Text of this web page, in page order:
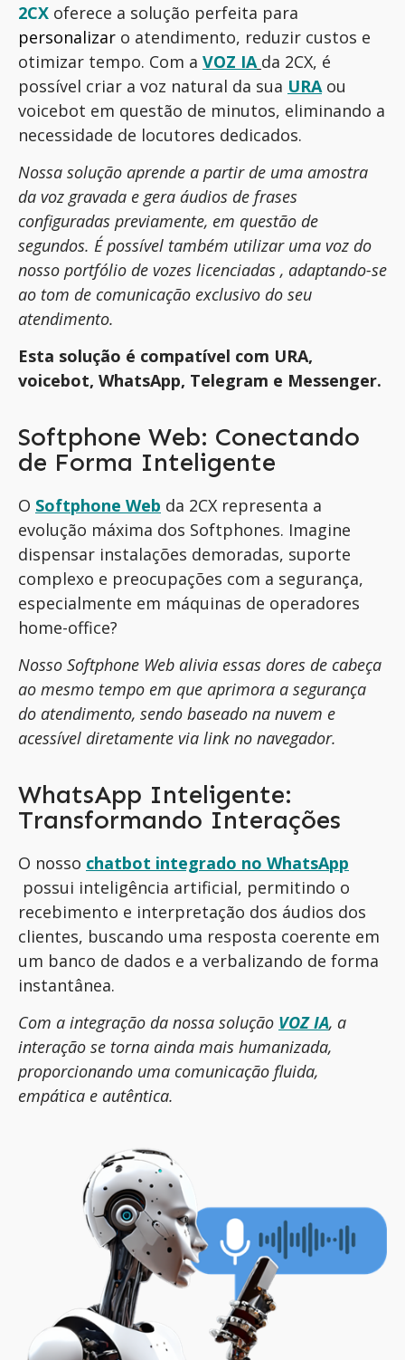
2CX oferece a solução perfeita para
personalizar o atendimento, reduzir custos e
otimizar tempo. Com a VOZ IA da 2CX, é
possível criar a voz natural da sua URA ou
voicebot em questão de minutos, eliminando a
necessidade de locutores dedicados.
Nossa solução aprende a partir de uma amostra
da voz gravada e gera áudios de frases
configuradas previamente, em questão de
segundos. É possível também utilizar uma voz do
nosso portfólio de vozes licenciadas , adaptando-se
ao tom de comunicação exclusivo do seu
atendimento.
Esta solução é compatível com URA,
voicebot, WhatsApp, Telegram e Messenger.
Softphone Web: Conectando
de Forma Inteligente
O Softphone Web da 2CX representa a
evolução máxima dos Softphones. Imagine
dispensar instalações demoradas, suporte
complexo e preocupações com a segurança,
especialmente em máquinas de operadores
home-office?
Nosso Softphone Web alivia essas dores de cabeça
ao mesmo tempo em que aprimora a segurança
do atendimento, sendo baseado na nuvem e
acessível diretamente via link no navegador.
WhatsApp Inteligente:
Transformando Interações
O nosso chatbot integrado no WhatsApp
possui inteligência artificial, permitindo o
recebimento e interpretação dos áudios dos
clientes, buscando uma resposta coerente em
um banco de dados e a verbalizando de forma
instantânea.
Com a integração da nossa solução VOZ IA, a
interação se torna ainda mais humanizada,
proporcionando uma comunicação fluida,
empática e autêntica.